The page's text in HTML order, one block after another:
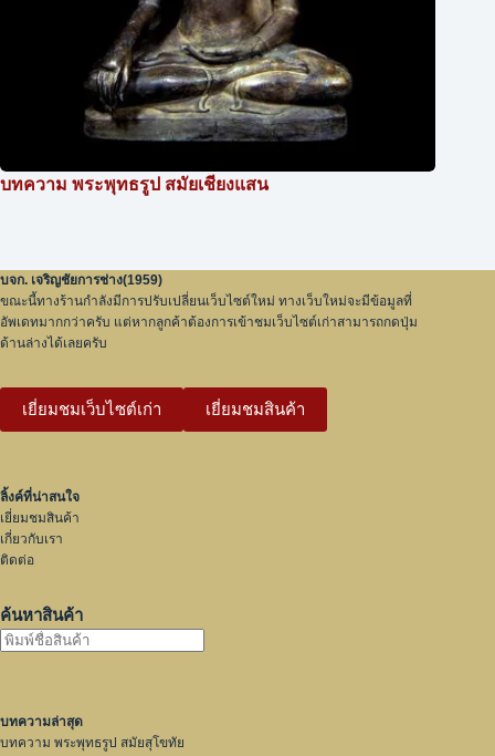
บทความ พระพุทธรูป สมัยเชียงแสน
บจก. เจริญชัยการช่าง(1959)
ขณะนี้ทางร้านกำลังมีการปรับเปลี่ยนเว็บไซต์ใหม่ ทางเว็บใหม่จะมีข้อมูลที่
อัพเดทมากกว่าครับ แต่หากลูกค้าต้องการเข้าชมเว็บไซต์เก่าสามารถกดปุ่ม
ด้านล่างได้เลยครับ
เยี่ยมชมเว็บไซต์เก่า เยี่ยมชมสินค้า
ลิ้งค์ที่น่าสนใจ
เยี่ยมชมสินค้า
เกี่ยวกับเรา
ติดต่อ
ค้นหาสินค้า
บทความล่าสุด
บทความ พระพุทธรูป สมัยสุโขทัย